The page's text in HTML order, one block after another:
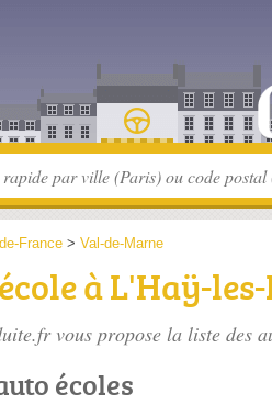
de-France > Val-de-Marne
à L'Haÿ-les-
vous propose la liste des
écoles